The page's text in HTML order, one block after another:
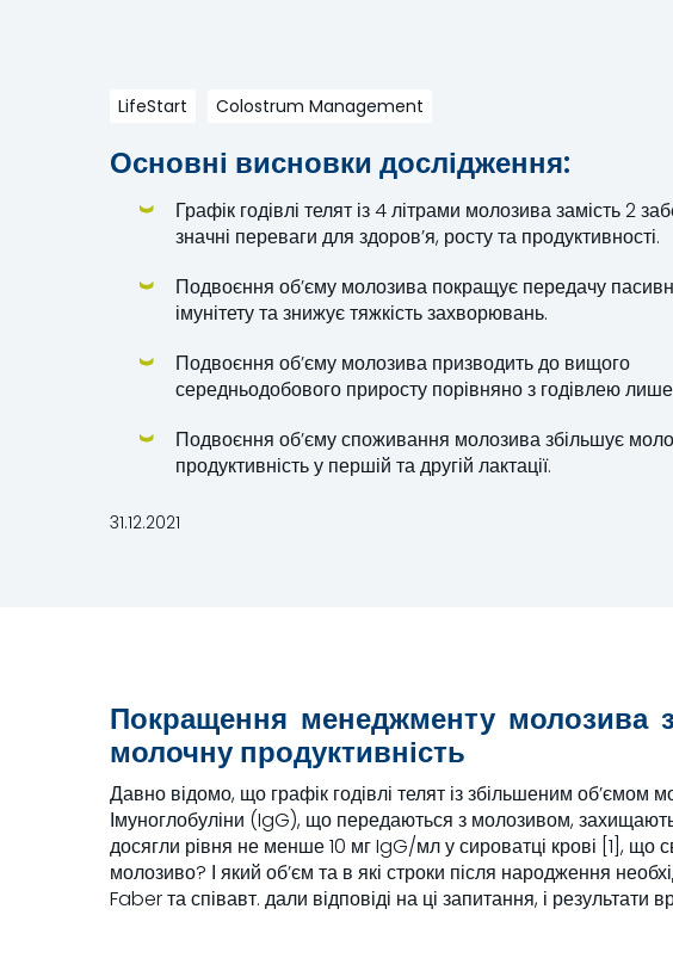
LifeStart Colostrum Management
Основні висновки дослідження:
Графік годівлі телят із 4 літрами молозива замість 2
значні переваги для здоров’я, росту та продуктивності.
Подвоєння об’єму молозива покращує передачу
імунітету та знижує тяжкість захворювань.
Подвоєння об’єму молозива призводить до вищого
середньодобового приросту порівняно з годівлею лише
Подвоєння об’єму споживання молозива збільшує
продуктивність у першій та другій лактації.
31.12.2021
Покращення менеджменту молозива
молочну продуктивність
Давно відомо, що графік годівлі телят із збільшеним
Імуноглобуліни (IgG), що передаються з молозивом,
досягли рівня не менше 10 мг IgG/мл у сироватці крові [1], що
молозиво? І який об’єм та в які строки після народження
Faber та співавт. дали відповіді на ці запитання, і результати